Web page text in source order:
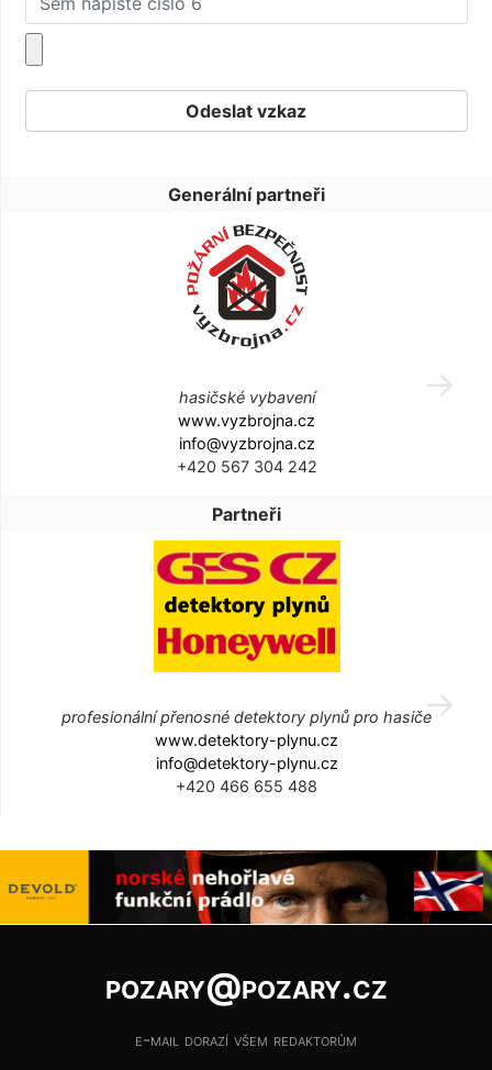
Generální partneři
hasičské vybavení
www.vyzbrojna.cz
info@vyzbrojna.cz
+420 567 304 242
Partneři
profesionální přenosné detektory plynů pro hasiče
www.detektory-plynu.cz
info@detektory-plynu.cz
+420 466 655 488
pozary@pozary.cz
e-mail dorazí všem redaktorům